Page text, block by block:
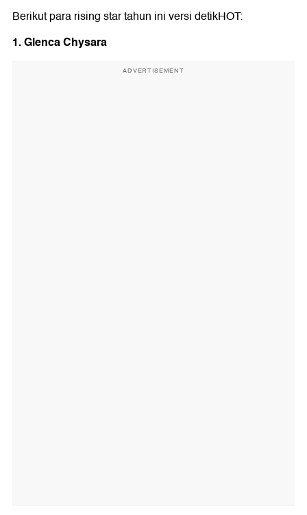
Berikut para rising star tahun ini versi detikHOT:
1. Glenca Chysara
ADVERTISEMENT